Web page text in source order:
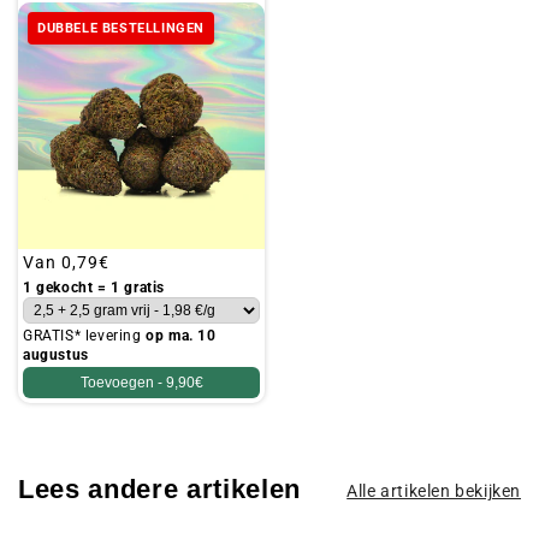
DUBBELE BESTELLINGEN
Gebruikelijke
prijs
Van 0,79€
1 gekocht = 1 gratis
GRATIS* leveringop ma. 10
augustus
Toevoegen - 9,90€
Lees andere artikelen Alle artikelen bekijken